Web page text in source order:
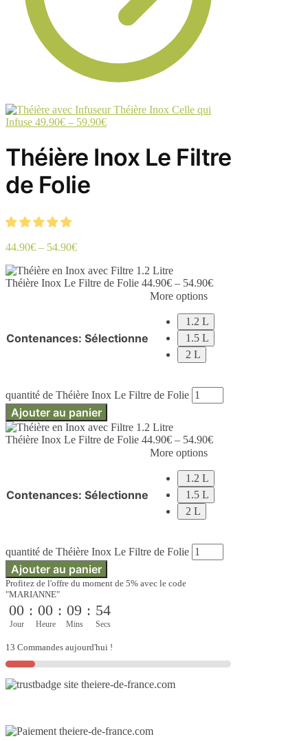
Théière Inox Celle qui
Infuse 49.90€ – 59.90€
Théière Inox Le Filtre
de Folie
44.90€ – 54.90€
Théière Inox Le Filtre de Folie 44.90€ – 54.90€
Contenances: Sélectionne
More options
1.2 L
1.5 L
2 L
quantité de Théière Inox Le Filtre de Folie
Ajouter au panier
Théière Inox Le Filtre de Folie 44.90€ – 54.90€
Contenances: Sélectionne
More options
1.2 L
1.5 L
2 L
quantité de Théière Inox Le Filtre de Folie
Ajouter au panier
Profitez de l'offre du moment de 5% avec le code
"MARIANNE"
00
Jour
: 00
Heure
: 09
Mins
: 53
Secs
13 Commandes aujourd'hui !